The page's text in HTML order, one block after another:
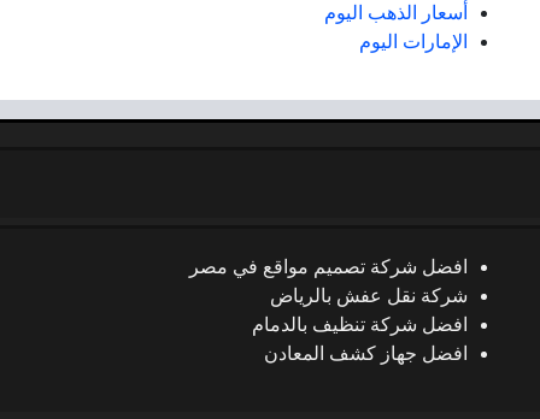
أسعار الذهب اليوم
الإمارات اليوم
افضل شركة تصميم مواقع في مصر
شركة نقل عفش بالرياض
افضل شركة تنظيف بالدمام
افضل جهاز كشف المعادن